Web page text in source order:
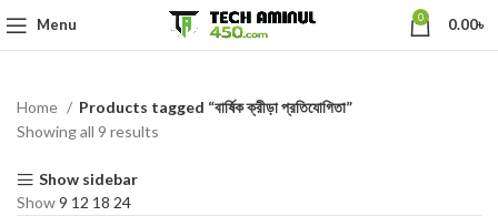
Menu 0 0.00৳
Home
Products tagged “বার্ষিক ক্রীড়া প্রতিযোগিতা”
Showing all 9 results
Show sidebar
Show9 12 18 24